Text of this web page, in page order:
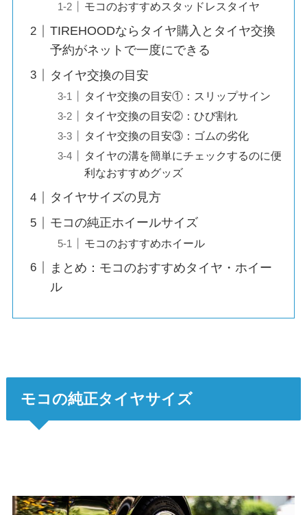
モコのおすすめスタッドレスタイヤ
TIREHOODならタイヤ購入とタイヤ交換
予約がネットで一度にできる
タイヤ交換の目安
タイヤ交換の目安①：スリップサイン
タイヤ交換の目安②：ひび割れ
タイヤ交換の目安③：ゴムの劣化
タイヤの溝を簡単にチェックするのに便
利なおすすめグッズ
タイヤサイズの見方
モコの純正ホイールサイズ
モコのおすすめホイール
まとめ：モコのおすすめタイヤ・ホイー
ル
モコの純正タイヤサイズ